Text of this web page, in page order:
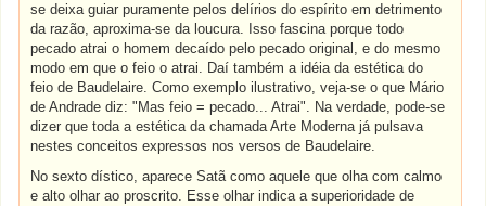
se deixa guiar puramente pelos delírios do espírito em detrimento
da razão, aproxima-se da loucura. Isso fascina porque todo
pecado atrai o homem decaído pelo pecado original, e do mesmo
modo em que o feio o atrai. Daí também a idéia da estética do
feio de Baudelaire. Como exemplo ilustrativo, veja-se o que Mário
de Andrade diz: "Mas feio = pecado... Atrai". Na verdade, pode-se
dizer que toda a estética da chamada Arte Moderna já pulsava
nestes conceitos expressos nos versos de Baudelaire.
No sexto dístico, aparece Satã como aquele que olha com calmo
e alto olhar ao proscrito. Esse olhar indica a superioridade de